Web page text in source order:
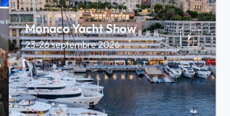
Monaco Yacht Show
23-26 septembre 2026